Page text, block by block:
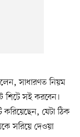
সাধারণত নিয়ম
শিটে সই করবেন।
করিয়েছেন, যেটা ঠিক
সরিয়ে দেওয়া